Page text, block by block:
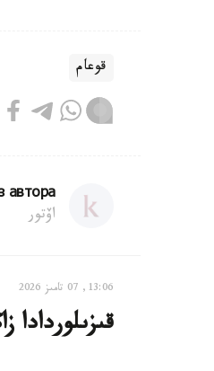
قوعام
автора
اۆتور
13:06, 07 تامىز 2026